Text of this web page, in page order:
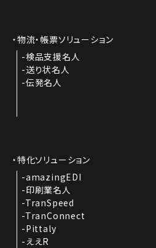
物流・帳票ソリューション
検品支援名人
送り状名人
伝発名人
特化ソリューション
amazingEDI
印刷業名人
TranSpeed
TranConnect
Pittaly
ええR